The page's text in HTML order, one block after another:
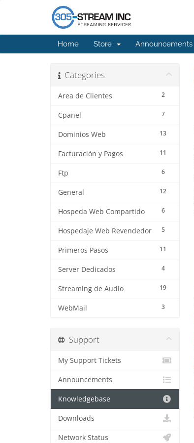
Home Store Announcements
Categories
2
Area de Clientes
7
Cpanel
13
Dominios Web
11
Facturación y Pagos
6
Ftp
12
General
6
Hospeda Web Compartido
5
Hospedaje Web Revendedor
11
Primeros Pasos
4
Server Dedicados
19
Streaming de Audio
3
WebMail
Support
My Support Tickets
Announcements
Knowledgebase
Downloads
Network Status